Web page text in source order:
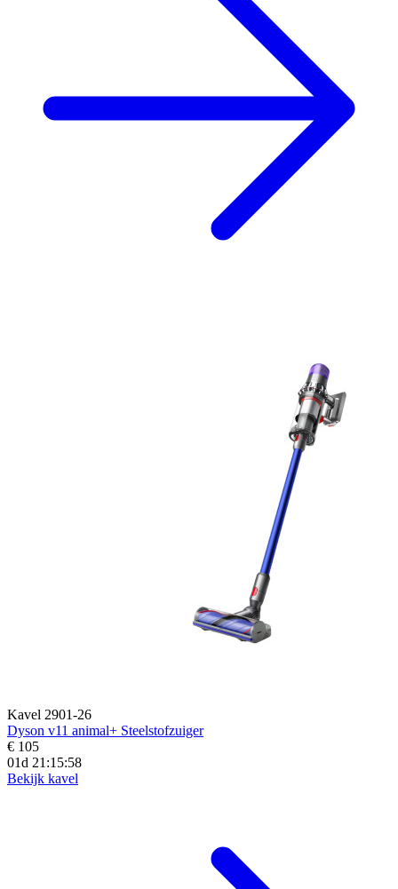
Kavel 2901-26
Dyson v11 animal+ Steelstofzuiger
€ 105
01d 21:15:57
Bekijk kavel